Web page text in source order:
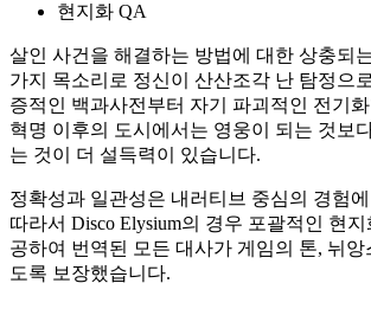
현지화 QA
살인 사건을 해결하는 방법에 대한 상충되
가지 목소리로 정신이 산산조각 난 탐정으
증적인 백과사전부터 자기 파괴적인 전기
혁명 이후의 도시에서는 영웅이 되는 것보
는 것이 더 설득력이 있습니다.
정확성과 일관성은 내러티브 중심의 경험
따라서 Disco Elysium의 경우 포괄적인 현지
공하여 번역된 모든 대사가 게임의 톤, 뉘
도록 보장했습니다.